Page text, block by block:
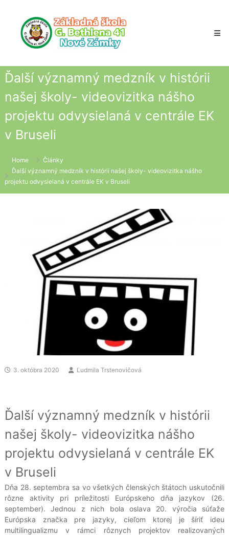
content
Ďalší významný medzník v histórii
našej školy- videovizitka nášho
projektu odvysielaná v centrále EK
v Bruseli
Home
Články
Ďalší významný medzník v histórii našej školy- videovizitka nášho
projektu odvysielaná v centrále EK v Bruseli
3. októbra 2020 Ľudmila Trstenovičová
Ďalší významný medzník v histórii
našej školy- videovizitka nášho
projektu odvysielaná v centrále EK
v Bruseli
Dňa 28. septembra sa vo všetkých členských štátoch uskutočnili
rôzne aktivity pri príležitosti Európskeho dňa jazykov (26.
september). Jednou z nich bola oslava 20. výročia súťaže
Európska značka pre jazyky, cieľom ktorej je šíriť ideu
multilingualizmu v rámci rôznych projektov realizovaných